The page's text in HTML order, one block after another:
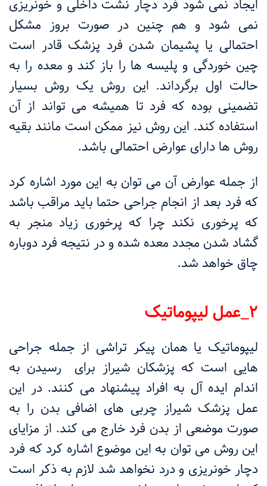
ایجاد نمی شود فرد دچار نشت داخلی و خونریزی
نمی شود و هم چنین در صورت بروز مشکل
احتمالی یا پشیمان شدن فرد پزشک قادر است
چین خوردگی و پلیسه ها را باز کند و معده را به
حالت اول برگرداند. این روش یک روش بسیار
تضمینی بوده که فرد تا همیشه می تواند از آن
استفاده کند. این روش نیز ممکن است مانند بقیه
روش ها دارای عوارض احتمالی باشد.
از جمله عوارض آن می توان به این مورد اشاره کرد
که فرد بعد از انجام جراحی حتما باید مراقب باشد
که پرخوری نکند چرا که پرخوری زیاد منجر به
گشاد شدن مجدد معده شده و در نتیجه فرد دوباره
چاق خواهد شد.
۲_عمل لیپوماتیک
لیپوماتیک یا همان پیکر تراشی از جمله جراحی
هایی است که پزشکان شیراز برای رسیدن به
اندام ایده آل به افراد پیشنهاد می کنند. در این
عمل پزشک شیراز چربی های اضافی بدن را به
صورت موضعی از بدن فرد خارج می کند. از مزایای
این روش می توان به این موضوع اشاره کرد که فرد
دچار خونریزی و درد نخواهد شد لازم به ذکر است